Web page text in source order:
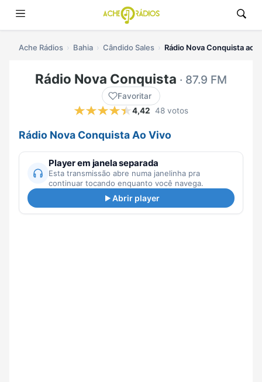
Ache Rádios Bahia Cândido Sales Rádio Nova Conquista ao
Rádio Nova Conquista · 87.9 FM
Favoritar
4,42 48 votos
Rádio Nova Conquista Ao Vivo
Player em janela separada
Esta transmissão abre numa janelinha pra
continuar tocando enquanto você navega.
Abrir player